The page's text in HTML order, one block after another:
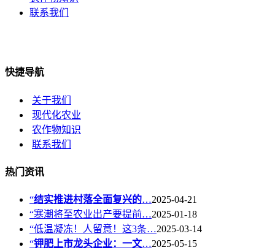
联系我们
快捷导航
关于我们
现代化农业
农作物知识
联系我们
热门资讯
“结实推进村落全面复兴的…2025-04-21
“寒潮将至农业出产要提前…2025-01-18
“低温凝冻！人留意！这3条…2025-03-14
“钾肥上市龙头企业：一文…2025-05-15